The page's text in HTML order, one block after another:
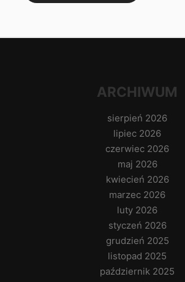
ARCHIWUM
sierpień 2026
lipiec 2026
czerwiec 2026
maj 2026
kwiecień 2026
marzec 2026
luty 2026
styczeń 2026
grudzień 2025
listopad 2025
październik 2025